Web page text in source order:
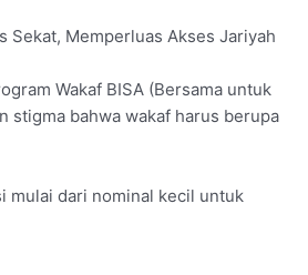
Sekat, Memperluas Akses Jariyah
Wakaf BISA (Bersama untuk
stigma bahwa wakaf harus berupa
mulai dari nominal kecil untuk